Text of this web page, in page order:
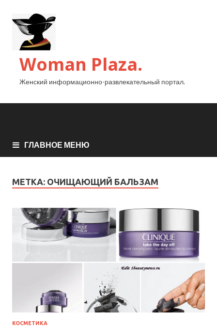
Woman Plaza.
Женский информационно-развлекательный портал.
ГЛАВНОЕ МЕНЮ
МЕТКА: ОЧИЩАЮЩИЙ БАЛЬЗАМ
КОСМЕТИКА